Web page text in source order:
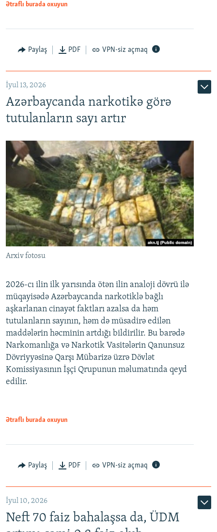
Ətraflı burada oxuyun
Paylaş PDF VPN-siz açmaq
İyul 13, 2026
Azərbaycanda narkotikə görə
tutulanların sayı artır
Arxiv fotosu
2026-cı ilin ilk yarısında ötən ilin analoji dövrü ilə
müqayisədə Azərbaycanda narkotiklə bağlı
aşkarlanan cinayət faktları azalsa da həm
tutulanların sayının, həm də müsadirə edilən
maddələrin həcminin artdığı bildirilir. Bu barədə
Narkomanlığa və Narkotik Vasitələrin Qanunsuz
Dövriyyəsinə Qarşı Mübarizə üzrə Dövlət
Komissiyasının İşçi Qrupunun məlumatında qeyd
edilir.
Ətraflı burada oxuyun
Paylaş PDF VPN-siz açmaq
İyul 10, 2026
Neft 70 faiz bahalaşsa da, ÜDM